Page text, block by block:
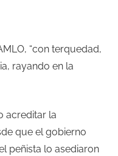
“con terquedad,
rayando en la
acreditar la
que el gobierno
peñista lo asediaron